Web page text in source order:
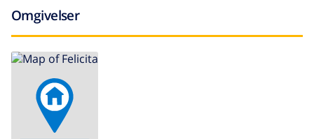
Omgivelser